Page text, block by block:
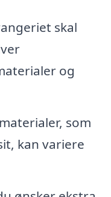
skal
og
som
kan variere